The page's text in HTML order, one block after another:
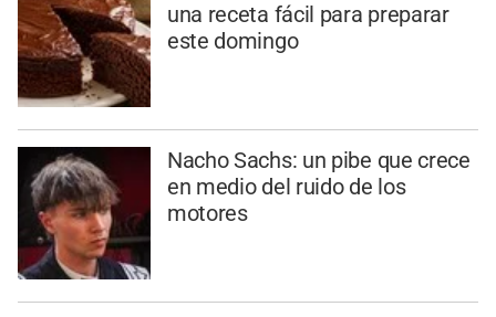
una receta fácil para preparar
este domingo
Nacho Sachs: un pibe que crece
en medio del ruido de los
motores